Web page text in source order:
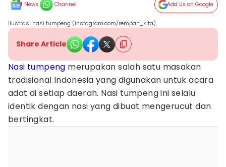
News Channel Add Us on Google
Ilustrasi nasi tumpeng (instagram.com/rempah_kita)
Share Article
Nasi tumpeng merupakan salah satu masakan
tradisional Indonesia yang digunakan untuk acara
adat di setiap daerah. Nasi tumpeng ini selalu
identik dengan nasi yang dibuat mengerucut dan
bertingkat.